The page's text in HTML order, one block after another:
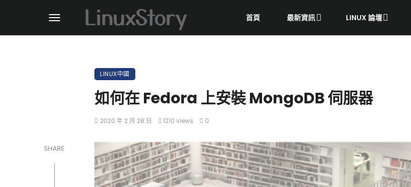
首頁 最新資訊 LINUX 論壇
LINUX中國
如何在 Fedora 上安裝 MongoDB 伺服器
2020 年 2 月 28 日 1210 views 0
SHARE